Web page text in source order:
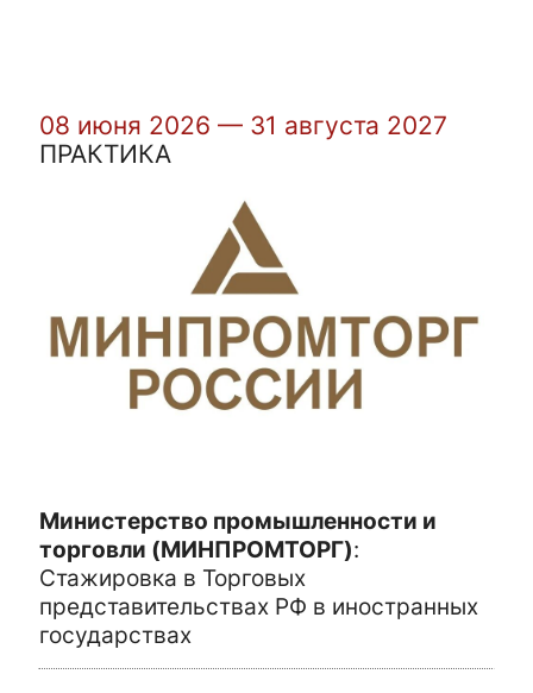
08 июня 2026 — 31 августа 2027
ПРАКТИКА
Министерство промышленности и
торговли (МИНПРОМТОРГ):
Стажировка в Торговых
представительствах РФ в иностранных
государствах